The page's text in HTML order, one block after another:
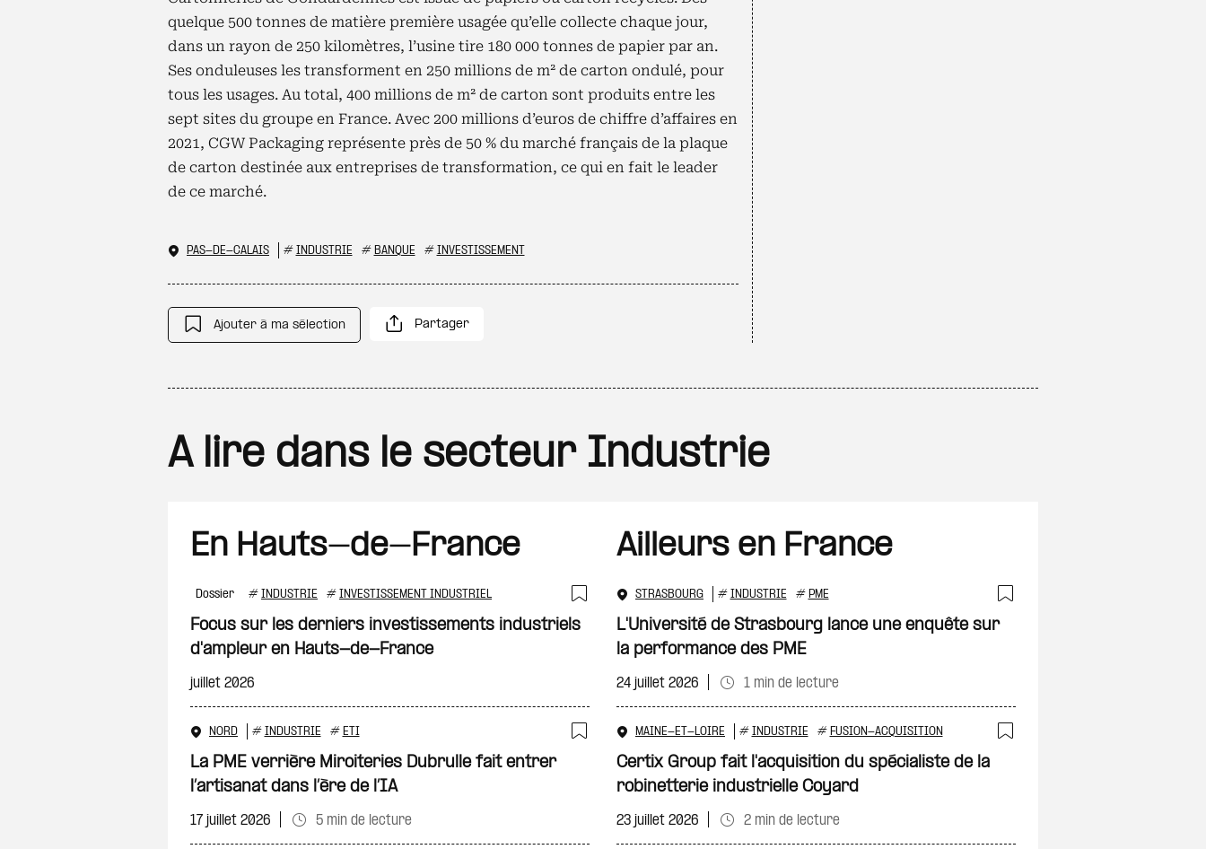
quelque 500 tonnes de matière première usagée qu’elle collecte chaque jour,
dans un rayon de 250 kilomètres, l’usine tire 180 000 tonnes de papier par an.
Ses onduleuses les transforment en 250 millions de m² de carton ondulé, pour
tous les usages. Au total, 400 millions de m² de carton sont produits entre les
sept sites du groupe en France. Avec 200 millions d’euros de chiffre d’affaires en
2021, CGW Packaging représente près de 50 % du marché français de la plaque
de carton destinée aux entreprises de transformation, ce qui en fait le leader
de ce marché.
PAS-DE-CALAIS # INDUSTRIE # BANQUE # INVESTISSEMENT
Ajouter à ma sélection Partager
A lire dans le secteur Industrie
En Hauts-de-France
Dossier # INDUSTRIE # INVESTISSEMENT INDUSTRIEL
Ajouter à ma sélection
Focus sur les derniers investissements industriels
d'ampleur en Hauts-de-France
juillet 2026
NORD # INDUSTRIE # ETI
Ajouter à ma sélection
La PME verrière Miroiteries Dubrulle fait entrer
l’artisanat dans l’ère de l’IA
17 juillet 2026 5 min de lecture
Ailleurs en France
STRASBOURG # INDUSTRIE # PME
Ajouter à ma
L'Université de Strasbourg lance une enquête sur
la performance des PME
24 juillet 2026 1 min de lecture
MAINE-ET-LOIRE # INDUSTRIE # FUSION-ACQUISITION
Certix Group fait l'acquisition du spécialiste de la
robinetterie industrielle Coyard
23 juillet 2026 2 min de lecture